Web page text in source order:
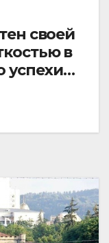
своей
в
успехи